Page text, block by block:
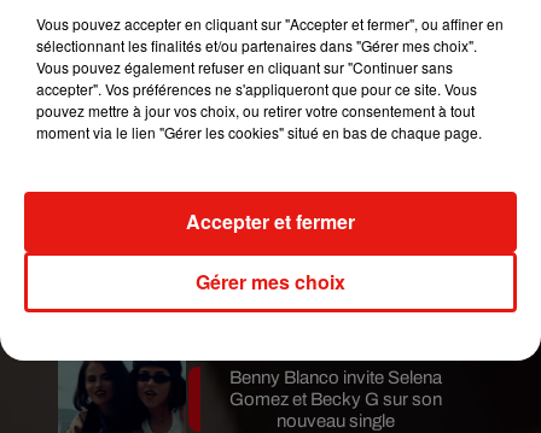
Karol G dévoile la tracklist de
son nouvel album… avec des
Au Guatemala, le volcan de
Fuego entre en éruption
Benny Blanco invite Selena
Gomez et Becky G sur son
nouveau single
Vous pouvez accepter en cliquant sur "Accepter et fermer", ou affiner en
sélectionnant les finalités et/ou partenaires dans "Gérer mes choix".
Vous pouvez également refuser en cliquant sur "Continuer sans
accepter". Vos préférences ne s'appliqueront que pour ce site. Vous
pouvez mettre à jour vos choix, ou retirer votre consentement à tout
moment via le lien "Gérer les cookies" situé en bas de chaque page.
Gérer mes choix
Accepter et fermer